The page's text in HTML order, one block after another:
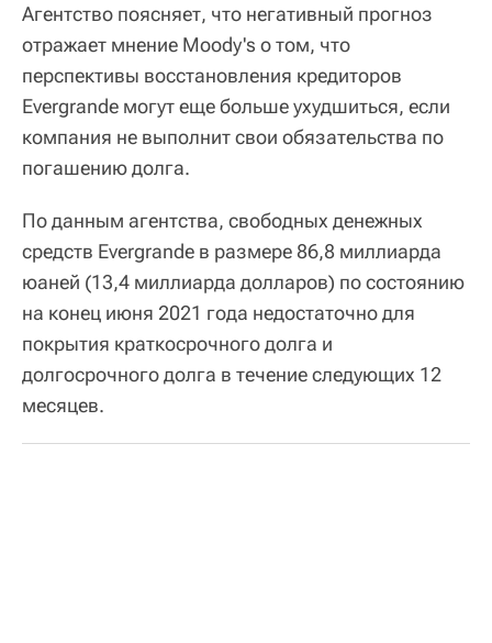
Агентство поясняет, что негативный прогноз
отражает мнение Moody's о том, что
перспективы восстановления кредиторов
Evergrande могут еще больше ухудшиться, если
компания не выполнит свои обязательства по
погашению долга.
По данным агентства, свободных денежных
средств Evergrande в размере 86,8 миллиарда
юаней (13,4 миллиарда долларов) по состоянию
на конец июня 2021 года недостаточно для
покрытия краткосрочного долга и
долгосрочного долга в течение следующих 12
месяцев.